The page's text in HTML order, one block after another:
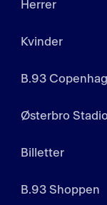
Herrer
Kvinder
B.93
Østerbro
Billetter
B.93 Shoppen